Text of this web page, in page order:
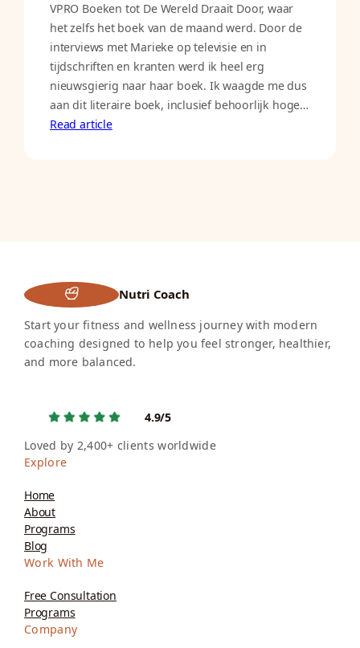
VPRO Boeken tot De Wereld Draait Door, waar
het zelfs het boek van de maand werd. Door de
interviews met Marieke op televisie en in
tijdschriften en kranten werd ik heel erg
nieuwsgierig naar haar boek. Ik waagde me dus
aan dit literaire boek, inclusief behoorlijk hoge…
Read article
Nutri Coach
Start your fitness and wellness journey with modern
coaching designed to help you feel stronger, healthier,
and more balanced.
4.9/5
Loved by 2,400+ clients worldwide
Explore
Home
About
Programs
Blog
Work With Me
Free Consultation
Programs
Company